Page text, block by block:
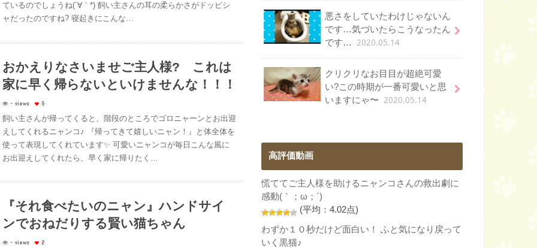
ているのでしょうね(´∀｀*) 飼い主さんの耳の柔らかさがドッピシ
ャだったのですね? 寝起きにこんな…
おかえりなさいませご主人様? これは
家に早く帰らないといけませんな！！！
- views 5
飼い主さんが帰ってくると、階段のところでゴロニャーンとお出迎
えしてくれるニャンコ♪ 『帰ってきて嬉しいニャン！』と体全体を
使って表現してくれています✨ 可愛いニャンコが毎日こんな風に
お出迎えしてくれたら、早く家に帰りたく…
『それ食べたいのニャン』ハンドサイ
ンでおねだりする賢い猫ちゃん
- views 2
悪さをしていたわけじゃないん
です…気づいたらこうなったん
です…
2020.05.14
クリクリなお目目が超絶可愛
い?この時期が一番可愛いと思
いますにゃ〜 2020.05.14
高評価動画
慌ててご主人様を助けるニャンコさんの救出劇に
感動(｀；ω；´)
(平均：4.02点)
わずか１０秒だけど面白い！ ふと気になり戻って
いく黒猫♪